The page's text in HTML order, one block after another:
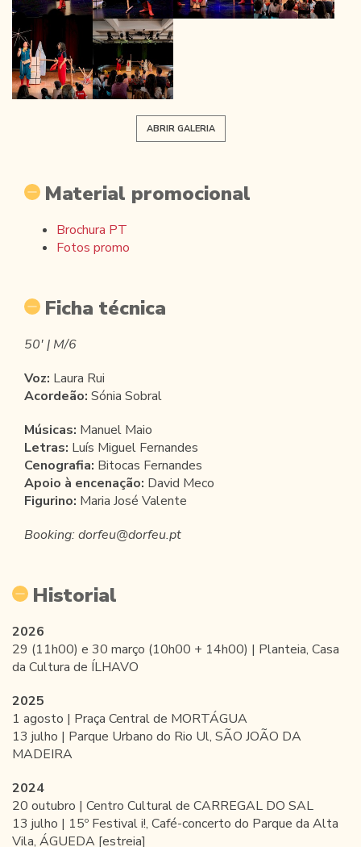
ABRIR GALERIA
Material promocional
Brochura PT
Fotos promo
Ficha técnica
50' | M/6
Voz: Laura Rui
Acordeão: Sónia Sobral
Músicas: Manuel Maio
Letras: Luís Miguel Fernandes
Cenografia: Bitocas Fernandes
Apoio à encenação: David Meco
Figurino: Maria José Valente
Booking: dorfeu@dorfeu.pt
Historial
2026
29 (11h00) e 30 março (10h00 + 14h00) | Planteia, Casa
da Cultura de ÍLHAVO
2025
1 agosto | Praça Central de MORTÁGUA
13 julho | Parque Urbano do Rio Ul, SÃO JOÃO DA
MADEIRA
2024
20 outubro | Centro Cultural de CARREGAL DO SAL
13 julho | 15º Festival i!, Café-concerto do Parque da Alta
Vila, ÁGUEDA [estreia]